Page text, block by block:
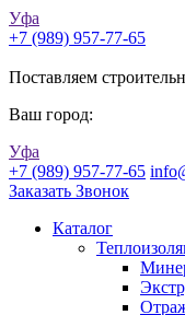
Уфа
+7 (989) 957-77-65
Поставляем
Ваш город:
Уфа
+7 (989) 957-77-65
Заказать Звонок
Каталог